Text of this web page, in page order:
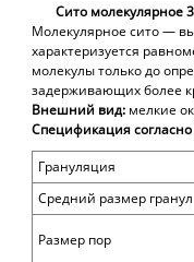
Сито молекулярное
Молекулярное сито —
характеризуется
молекулы только до
задерживающих более
Внешний вид: мелкие
Спецификация согласно
Грануляция
Средний размер гранул
Размер пор